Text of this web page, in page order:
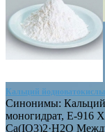
Кальций
Синонимы: Кальций
моногидрат, E-916
Ca(IO3)2·H2O